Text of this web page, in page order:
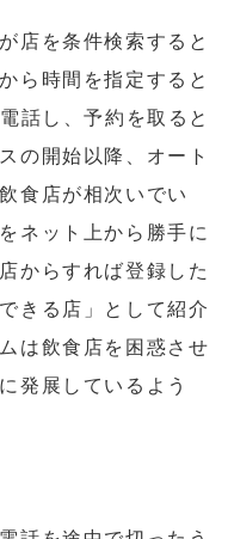
店を条件検索すると
ら時間を指定すると
話し、予約を取ると
の開始以降、オート
食店が相次いでい
ネット上から勝手に
からすれば登録した
きる店」として紹介
は飲食店を困惑させ
発展しているよう